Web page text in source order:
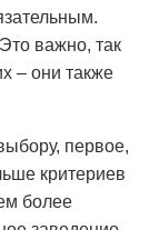
важно, так
– они также
первое,
критериев
более